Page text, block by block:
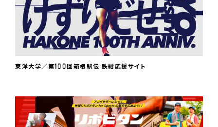
東洋大学／第100 回箱根駅伝 鉄紺応援サイト